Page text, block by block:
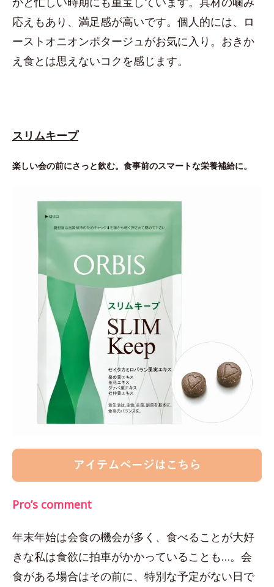
応えもあり、満足感が高いです。個人的には、ロ
ーストオニオンポタージュがお気に入り。おきか
え食とは思えないコクを感じます。
スリムキープ
楽しい会の前にさっと飲む。食事前のスマートな栄養補給に。
Pro’s comment
年末年始は会食の機会が多く、食べることが大好
きな私は食欲に拍車がかかっていることも…。会
食がある場合はその前に、特別な予定がない日で